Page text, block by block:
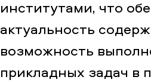
институтами, что
актуальность
возможность
прикладных задач в